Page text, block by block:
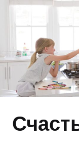
содержимому
Быт,